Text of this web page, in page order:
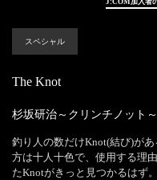
J:COM加入者
スペシャル
The Knot
杉坂研治～クリンチノット～
釣り人の数だけKnot(結び)が
方は十人十色で、使用する理
たKnotがきっと見つかるはず。